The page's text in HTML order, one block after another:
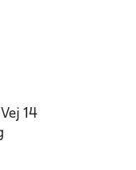
14